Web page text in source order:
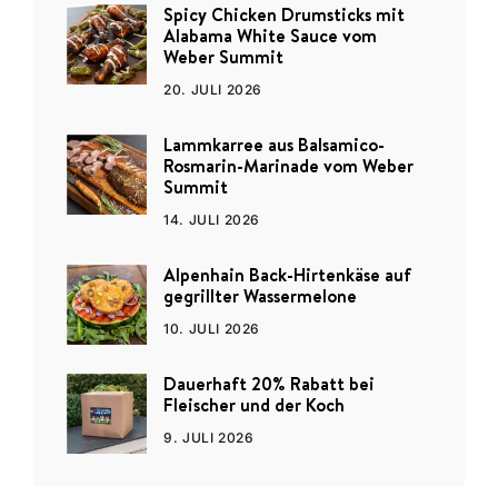
Spicy Chicken Drumsticks mit
Alabama White Sauce vom
Weber Summit
20. JULI 2026
Lammkarree aus Balsamico-
Rosmarin-Marinade vom Weber
Summit
14. JULI 2026
Alpenhain Back-Hirtenkäse auf
gegrillter Wassermelone
10. JULI 2026
Dauerhaft 20% Rabatt bei
Fleischer und der Koch
9. JULI 2026